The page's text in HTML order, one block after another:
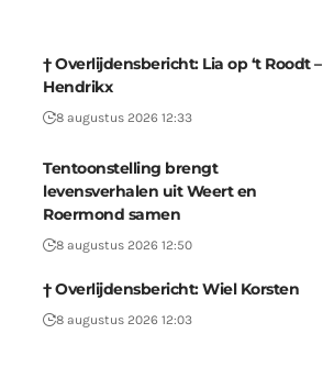
† Overlijdensbericht: Lia op ‘t Roodt –
Hendrikx
8 augustus 2026 12:33
Tentoonstelling brengt
levensverhalen uit Weert en
Roermond samen
8 augustus 2026 12:50
† Overlijdensbericht: Wiel Korsten
8 augustus 2026 12:03